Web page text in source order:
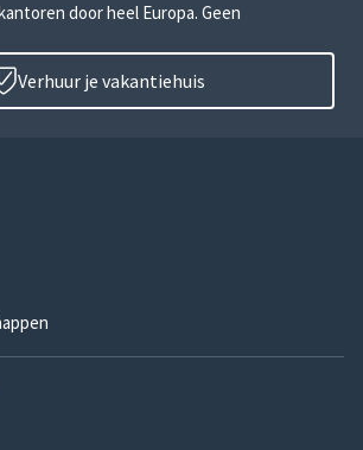
door heel Europa. Geen
Verhuur je vakantiehuis